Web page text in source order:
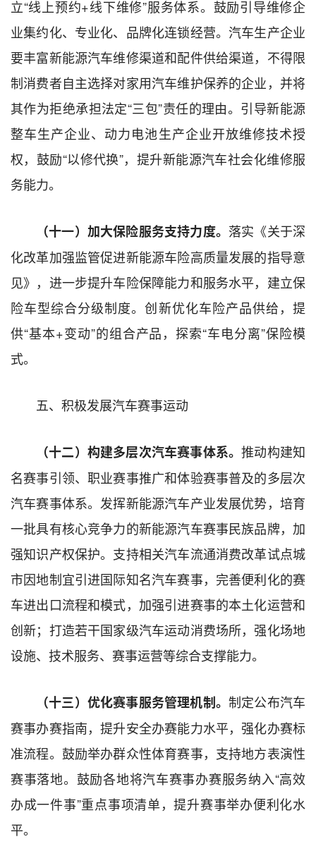
立“线上预约+线下维修”服务体系。鼓励引导维修企
业集约化、专业化、品牌化连锁经营。汽车生产企业
要丰富新能源汽车维修渠道和配件供给渠道，不得限
制消费者自主选择对家用汽车维护保养的企业，并将
其作为拒绝承担法定“三包”责任的理由。引导新能源
整车生产企业、动力电池生产企业开放维修技术授
权，鼓励“以修代换”，提升新能源汽车社会化维修服
务能力。
（十一）加大保险服务支持力度。 落实《关于深
化改革加强监管促进新能源车险高质量发展的指导意
见》，进一步提升车险保障能力和服务水平，建立保
险车型综合分级制度。创新优化车险产品供给，提
供“基本+变动”的组合产品，探索“车电分离”保险模
式。
五、积极发展汽车赛事运动
（十二）构建多层次汽车赛事体系。推动构建知
名赛事引领、职业赛事推广和体验赛事普及的多层次
汽车赛事体系。发挥新能源汽车产业发展优势，培育
一批具有核心竞争力的新能源汽车赛事民族品牌，加
强知识产权保护。支持相关汽车流通消费改革试点城
市因地制宜引进国际知名汽车赛事，完善便利化的赛
车进出口流程和模式，加强引进赛事的本土化运营和
创新；打造若干国家级汽车运动消费场所，强化场地
设施、技术服务、赛事运营等综合支撑能力。
（十三）优化赛事服务管理机制。 制定公布汽车
赛事办赛指南，提升安全办赛能力水平，强化办赛标
准流程。鼓励举办群众性体育赛事，支持地方表演性
赛事落地。鼓励各地将汽车赛事办赛服务纳入“高效
办成一件事”重点事项清单，提升赛事举办便利化水
平。